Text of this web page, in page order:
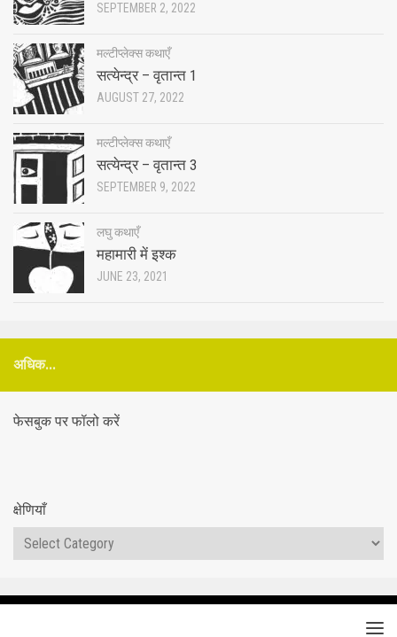
SEPTEMBER 2, 2022
मल्टीप्लेक्स कथाएँ
सत्येन्द्र – वृतान्त 1
AUGUST 27, 2022
मल्टीप्लेक्स कथाएँ
सत्येन्द्र – वृतान्त 3
SEPTEMBER 9, 2022
लघु कथाएँ
महामारी में इश्क
JUNE 23, 2021
अधिक...
फेसबुक पर फॉलो करें
क्षेणियाँ
क्षेणियाँ